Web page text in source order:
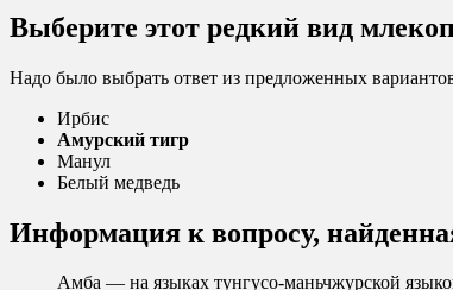
Выберите этот редкий вид
Надо было выбрать ответ из предложенных
Ирбис
Амурский тигр
Манул
Белый медведь
Информация к вопросу,
Амба — на языках тунгусо-маньчжурской